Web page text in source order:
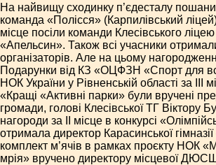
На найвищу сходинку п’єдесталу
команда «Полісся» (Карпилівський
місце посіли команди Клесівського ліцею
«Апельсин». Також всі учасники
організаторів. Але на цьому
Подарунки від КЗ «ОЦФЗН «Спорт для
НОК України у Рівненській області за ІІІ
«Кращі «Активні парки» були вручені
громади, голові Клесівської ТГ Віктору
нагороди за ІІ місце в конкурсі
отримала директор Карасинської
комплект м’ячів в рамках проєкту НОК
мрія» вручено директору місцевої